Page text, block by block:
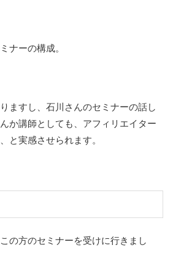
ナーの構成。
ますし、石川さんのセミナーの話し
か講師としても、アフィリエイター
と実感させられます。
の方のセミナーを受けに行きまし